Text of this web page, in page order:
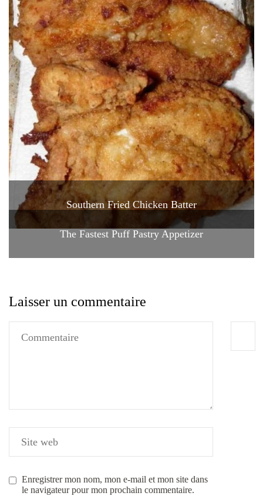
Southern Fried Chicken Batter
The Fastest Puff Pastry Appetizer
Laisser un commentaire
Enregistrer mon nom, mon e-mail et mon site dans
le navigateur pour mon prochain commentaire.